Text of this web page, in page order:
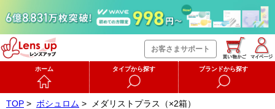
お客さまサポート
ホーム タイプから探す ブランドから探す
TOP > ボシュロム > メダリストプラス（×2箱）